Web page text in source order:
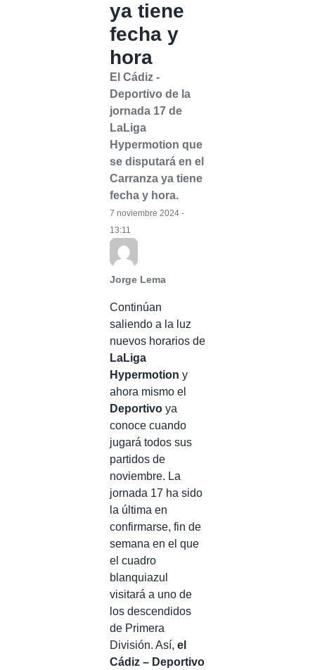
ya tiene
fecha y
hora
El Cádiz -
Deportivo de la
jornada 17 de
LaLiga
Hypermotion que
se disputará en el
Carranza ya tiene
fecha y hora.
Jorge Lema
7 noviembre 2024 -
13:11
Continúan
saliendo a la luz
nuevos horarios de
LaLiga
Hypermotion y
ahora mismo el
Deportivo ya
conoce cuando
jugará todos sus
partidos de
noviembre. La
jornada 17 ha sido
la última en
confirmarse, fin de
semana en el que
el cuadro
blanquiazul
visitará a uno de
los descendidos
de Primera
División. Así, el
Cádiz – Deportivo